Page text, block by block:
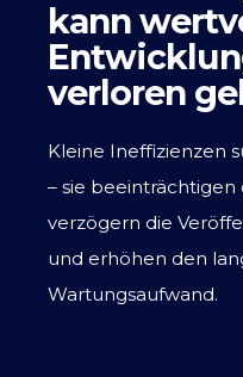
kann
verloren
Kleine Ineffizienzen
– sie beeinträchtigen
verzögern die
und erhöhen den
Wartungsaufwand.